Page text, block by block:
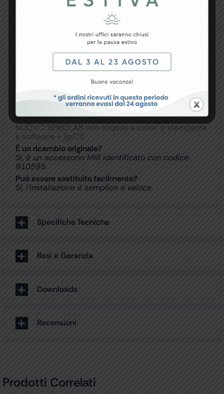
FAQ – Domande e Risposte
A cosa serve il MiniFlowMeter MIR?
test spirometrici.
Il prodotto include il cavo?
Sì, viene fornito completo di cavo di collegamento.
Con quali dispositivi è compatibile?
È compatibile con spirometri MIR:
NUOVO SPIROLAB con display a colori e stampante
e software
NUOVO SPIROLAB con display a colori e stampante
e software + SpO2
È un ricambio originale?
Sì, è un accessorio MIR identificato con codice
910595.
Può essere sostituito facilmente?
Sì, l’installazione è semplice e veloce.
Specifiche Tecniche
Resi e Garanzia
Downloads
Recensioni
Prodotti Correlati